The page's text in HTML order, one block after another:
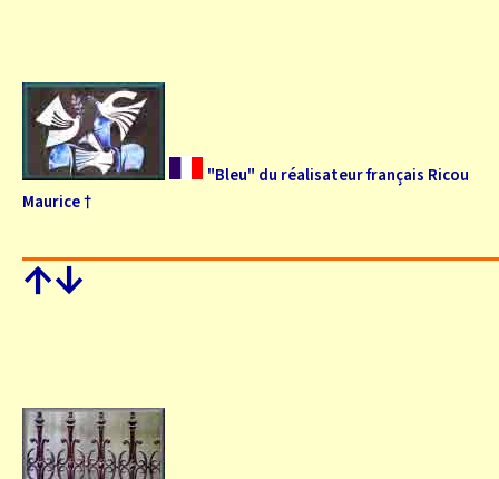
"Bleu" du réalisateur français Ricou
Maurice †
↑↓